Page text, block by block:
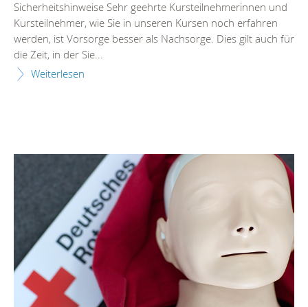
Sicherheitshinweise Sehr geehrte Kursteilnehmerinnen und
Kursteilnehmer, wie Sie in unseren Kursen noch erfahren
werden, ist Vorsorge besser als Nachsorge. Dies gilt auch für
die Zeit, in der Sie...
Weiterlesen